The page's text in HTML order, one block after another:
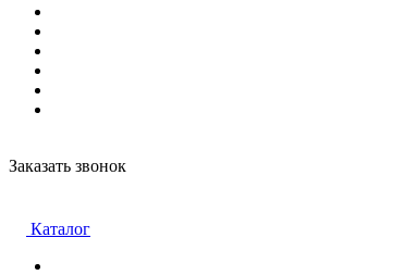
Заказать звонок
Каталог